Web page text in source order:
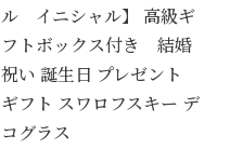
ル イニシャル】 高級ギ
フトボックス付き 結婚
祝い 誕生日 プレゼント
ギフト スワロフスキー デ
コグラス